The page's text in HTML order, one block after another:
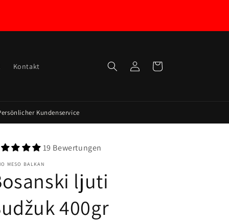
Kontakt
kupovinu
Kundenservice
19 Bewertungen
MESO BALKAN
ljuti
400gr